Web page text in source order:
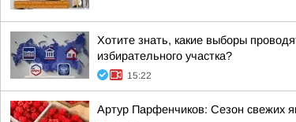
Хотите знать, какие выборы
избирательного участка?
15:22
Артур Парфенчиков: Сезон свежих